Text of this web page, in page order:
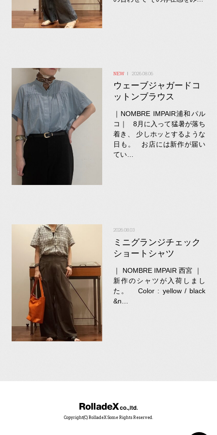
2026.08.06
ウェーブジャガードコ
ットンブラウス
｜NOMBRE IMPAIR浦和パル
コ｜ 8月に入って猛暑が落ち
着き、 少しホッとするような
日も。 お店には新作が届い
てい…
2026.08.03
ミニグランジチェック
ショートシャツ
｜ NOMBRE IMPAIR 西宮 ｜
新作のシャツが入荷しまし
た。 Color : yellow / black
&n…
Copyright(C) RolladeX Some Rights Reserved.